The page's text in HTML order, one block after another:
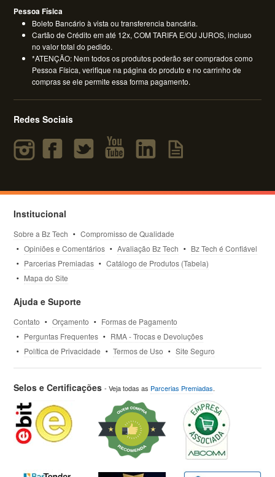
Pessoa Física
Boleto Bancário à vista ou transferencia bancária.
Cartão de Crédito em até 12x, COM TARIFA E/OU JUROS, incluso
no valor total do pedido.
*ATENÇÃO: Nem todos os produtos poderão ser comprados como
Pessoa Física, verifique na página do produto e no carrinho de
compras se ele permite essa forma pagamento.
Redes Sociais
Institucional
Sobre a Bz Tech
Compromisso de Qualidade
Opiniões e Comentários
Avaliação Bz Tech
Bz Tech é Confiável
Parcerias Premiadas
Catálogo de Produtos (Tabela)
Mapa do Site
Ajuda e Suporte
Contato Orçamento
Formas de Pagamento
Perguntas Frequentes
RMA - Trocas e Devoluções
Política de Privacidade
Termos de Uso Site Seguro
Selos e Certificações- Veja todas as Parcerias Premiadas.